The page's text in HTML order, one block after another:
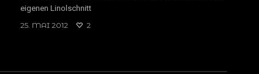
eigenen Linolschnitt
25. MAI 2012
2